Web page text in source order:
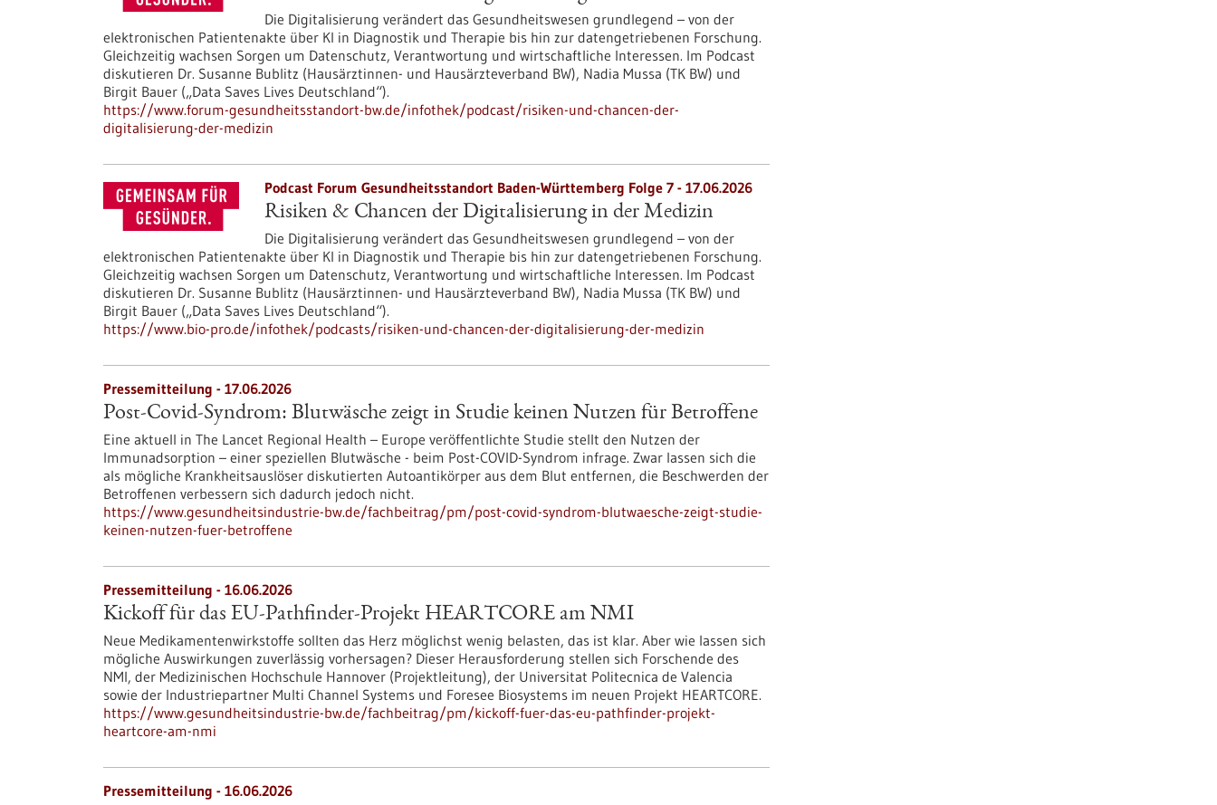
Die Digitalisierung verändert das Gesundheitswesen grundlegend – von der
elektronischen Patientenakte über KI in Diagnostik und Therapie bis hin zur datengetriebenen Forschung.
Gleichzeitig wachsen Sorgen um Datenschutz, Verantwortung und wirtschaftliche Interessen. Im Podcast
diskutieren Dr. Susanne Bublitz (Hausärztinnen- und Hausärzteverband BW), Nadia Mussa (TK BW) und
Birgit Bauer („Data Saves Lives Deutschland“).
https://www.forum-gesundheitsstandort-bw.de/infothek/podcast/risiken-und-chancen-der-
digitalisierung-der-medizin
Podcast Forum Gesundheitsstandort Baden-Württemberg Folge 7 - 17.06.2026
Risiken & Chancen der Digitalisierung in der Medizin
Die Digitalisierung verändert das Gesundheitswesen grundlegend – von der
elektronischen Patientenakte über KI in Diagnostik und Therapie bis hin zur datengetriebenen Forschung.
Gleichzeitig wachsen Sorgen um Datenschutz, Verantwortung und wirtschaftliche Interessen. Im Podcast
diskutieren Dr. Susanne Bublitz (Hausärztinnen- und Hausärzteverband BW), Nadia Mussa (TK BW) und
Birgit Bauer („Data Saves Lives Deutschland“).
https://www.bio-pro.de/infothek/podcasts/risiken-und-chancen-der-digitalisierung-der-medizin
Pressemitteilung - 17.06.2026
Post-Covid-Syndrom: Blutwäsche zeigt in Studie keinen Nutzen für Betroffene
Eine aktuell in The Lancet Regional Health – Europe veröffentlichte Studie stellt den Nutzen der
Immunadsorption – einer speziellen Blutwäsche - beim Post-COVID-Syndrom infrage. Zwar lassen sich die
als mögliche Krankheitsauslöser diskutierten Autoantikörper aus dem Blut entfernen, die Beschwerden der
Betroffenen verbessern sich dadurch jedoch nicht.
https://www.gesundheitsindustrie-bw.de/fachbeitrag/pm/post-covid-syndrom-blutwaesche-zeigt-studie-
keinen-nutzen-fuer-betroffene
Pressemitteilung - 16.06.2026
Kickoff für das EU-Pathfinder-Projekt HEARTCORE am NMI
Neue Medikamentenwirkstoffe sollten das Herz möglichst wenig belasten, das ist klar. Aber wie lassen sich
mögliche Auswirkungen zuverlässig vorhersagen? Dieser Herausforderung stellen sich Forschende des
NMI, der Medizinischen Hochschule Hannover (Projektleitung), der Universitat Politecnica de Valencia
sowie der Industriepartner Multi Channel Systems und Foresee Biosystems im neuen Projekt HEARTCORE.
https://www.gesundheitsindustrie-bw.de/fachbeitrag/pm/kickoff-fuer-das-eu-pathfinder-projekt-
heartcore-am-nmi
Pressemitteilung - 16.06.2026